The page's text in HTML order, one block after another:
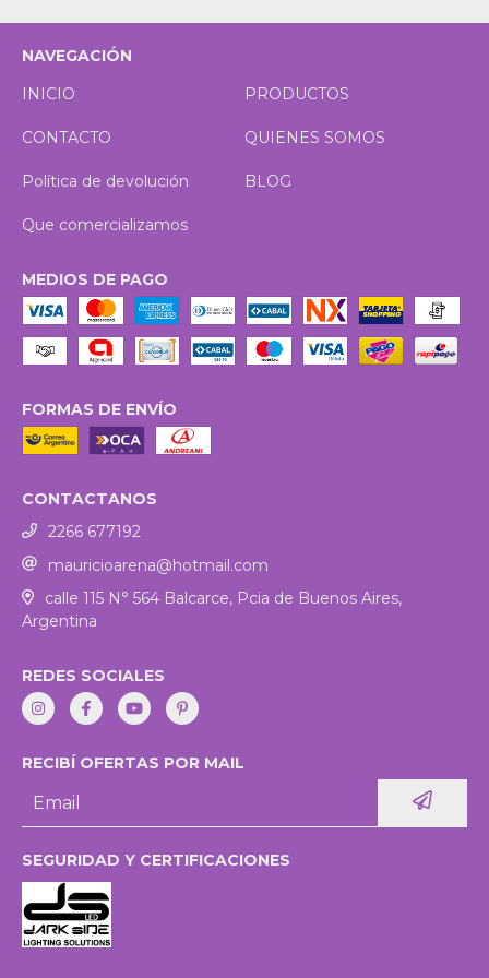
NAVEGACIÓN
INICIO
PRODUCTOS
CONTACTO QUIENES SOMOS
Política de devolución BLOG
Que comercializamos
MEDIOS DE PAGO
FORMAS DE ENVÍO
CONTACTANOS
2266 677192
mauricioarena@hotmail.com
calle 115 N° 564 Balcarce, Pcia de Buenos Aires,
Argentina
REDES SOCIALES
RECIBÍ OFERTAS POR MAIL
SEGURIDAD Y CERTIFICACIONES